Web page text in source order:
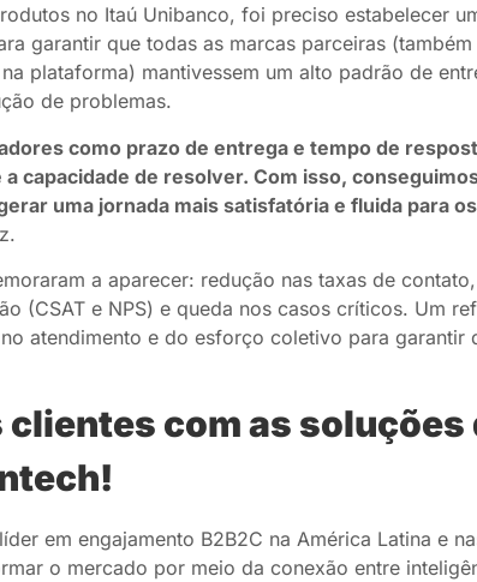
no Itaú Unibanco, foi preciso estabelecer
garantir que todas as marcas parceiras (também
plataforma) mantivessem um alto padrão de
de problemas.
como prazo de entrega e tempo de
a capacidade de resolver. Com isso,
uma jornada mais satisfatória e fluida para
a aparecer: redução nas taxas de
(CSAT e NPS) e queda nos casos críticos. Um
atendimento e do esforço coletivo para garantir
clientes com as soluções
em engajamento B2B2C na América Latina e
o mercado por meio da conexão entre